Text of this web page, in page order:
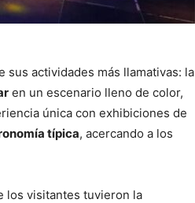
sus actividades más llamativas: la
en un escenario lleno de color,
única con exhibiciones de
típica, acercando a los
los visitantes tuvieron la